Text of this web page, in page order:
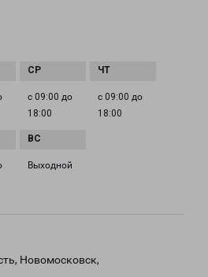
с 09:00 до
18:00
с 09:00 до
18:00
Выходной
Новомосковск,